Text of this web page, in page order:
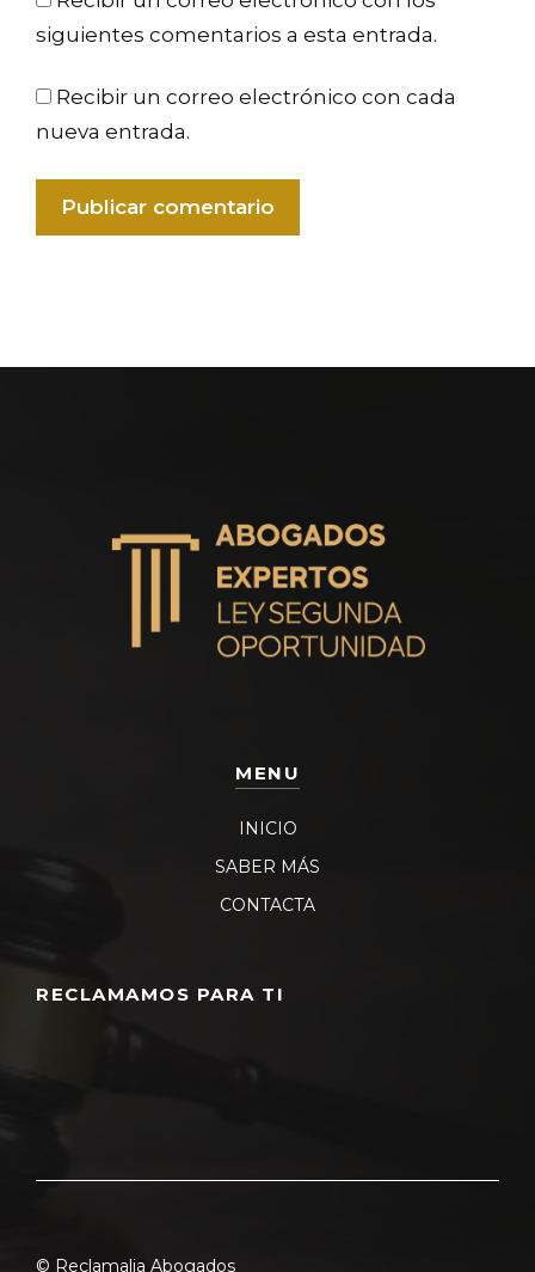
siguientes comentarios a esta entrada.
Recibir un correo electrónico con cada
nueva entrada.
MENU
INICIO
SABER MÁS
CONTACTA
RECLAMAMOS PARA TI
© Reclamalia Abogados